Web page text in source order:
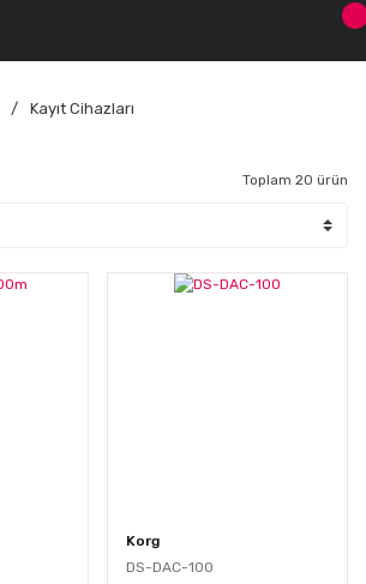
Kayıt Cihazları
Toplam 20 ürün
Korg
DS-DAC-100